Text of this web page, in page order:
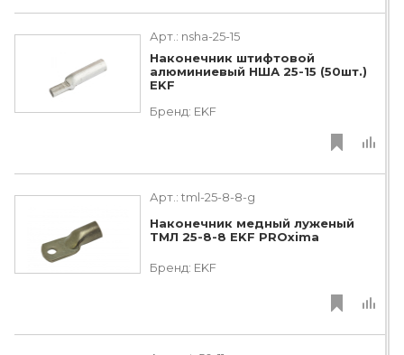
Арт.: nsha-25-15
Наконечник штифтовой
алюминиевый НША 25-15 (50шт.)
EKF
Бренд: EKF
Арт.: tml-25-8-8-g
Наконечник медный луженый
ТМЛ 25-8-8 EKF PROxima
Бренд: EKF